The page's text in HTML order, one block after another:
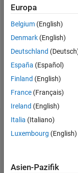
1
Following:
0
Follow
Nachricht
Dashboard
All MATLAB Answers
Europa
Belgium (English)
Denmark (English)
Deutschland
España (Español)
Finland (English)
France (Français)
Ireland (English)
Italia (Italiano)
Luxembourg (English)
Asien-Pazifik